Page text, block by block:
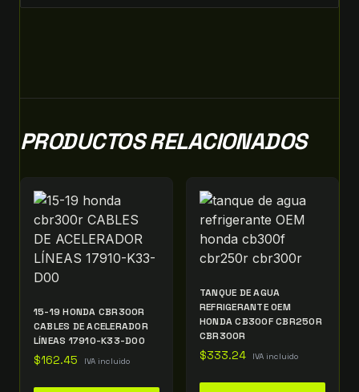
PRODUCTOS RELACIONADOS
15-19 HONDA CBR300R
CABLES DE ACELERADOR
LÍNEAS 17910-K33-D00
$162.45 IVA incluido
TANQUE DE AGUA
REFRIGERANTE OEM
HONDA CB300F CBR250R
CBR300R
$333.24 IVA incluido